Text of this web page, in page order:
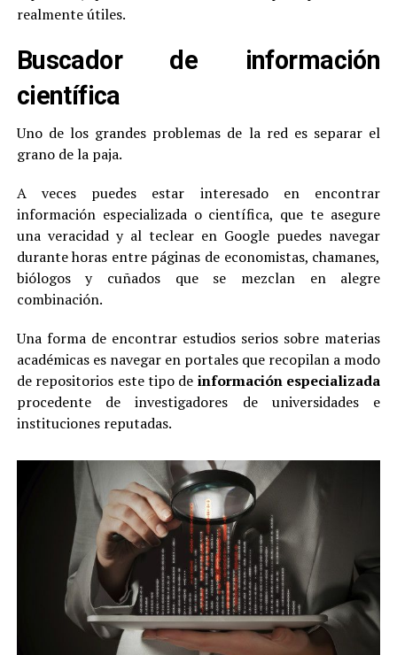
realmente útiles.
Buscador de información
científica
Uno de los grandes problemas de la red es separar el
grano de la paja.
A veces puedes estar interesado en encontrar
información especializada o científica, que te asegure
una veracidad y al teclear en Google puedes navegar
durante horas entre páginas de economistas, chamanes,
biólogos y cuñados que se mezclan en alegre
combinación.
Una forma de encontrar estudios serios sobre materias
académicas es navegar en portales que recopilan a modo
de repositorios este tipo de información especializada
procedente de investigadores de universidades e
instituciones reputadas.